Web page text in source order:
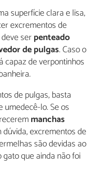
superfície clara e lisa,
excrementos de
serpenteado
de pulgas. Caso o
capaz de verpontinhos
de pulgas, basta
lo. Se os
manchas
excrementos de
são devidas ao
que ainda não foi